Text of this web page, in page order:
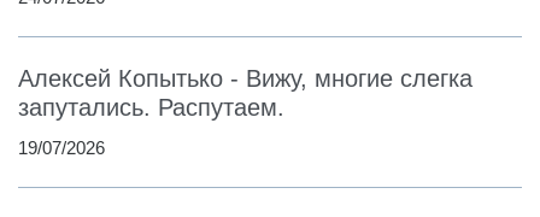
Алексей Копытько - Вижу, многие слегка
запутались. Распутаем.
19/07/2026